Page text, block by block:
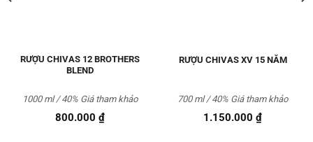
RƯỢU CHIVAS 12 BROTHERS
BLEND
800.000 ₫
1000 ml / 40%Giá tham khảo
RƯỢU CHIVAS XV 15 NĂM
1.150.000₫
700 ml / 40% Giá tham khảo